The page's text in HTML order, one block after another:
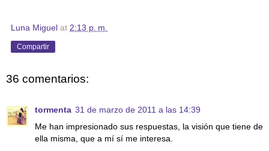
Luna Miguel at 2:13 p. m.
Compartir
36 comentarios:
tormenta 31 de marzo de 2011 a las 14:39
Me han impresionado sus respuestas, la visión que tiene de
ella misma, que a mí sí me interesa.